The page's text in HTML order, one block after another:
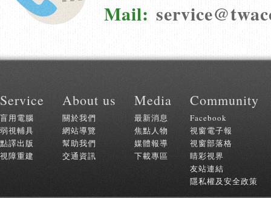
Mail:
Service
盲用電腦
弱視輔具
點譯出版
視障重建
About us
關於我們
網站導覽
幫助我們
交通資訊
Media
最新消息
焦點人物
媒體報導
下載專區
Community
Facebook
視窗電子報
視窗部落格
睛彩視界
友站連結
隱私權及安全政策